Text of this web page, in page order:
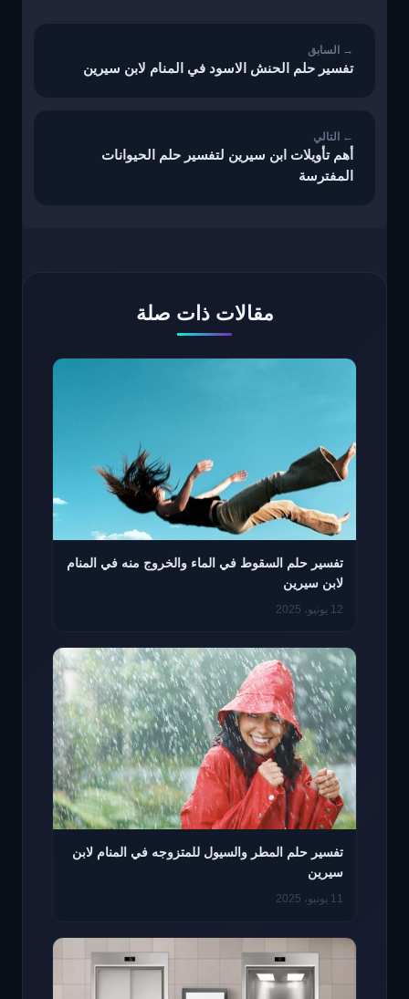
تفسير حلم الحنش الاسود في المنام لابن سيرين
أهم تأويلات ابن سيرين لتفسير حلم الحيوانات
المفترسة
مقالات ذات صلة
تفسير حلم السقوط في الماء والخروج منه في المنام
لابن سيرين
12 يونيو، 2025
تفسير حلم المطر والسيول للمتزوجه في المنام لابن
سيرين
11 يونيو، 2025